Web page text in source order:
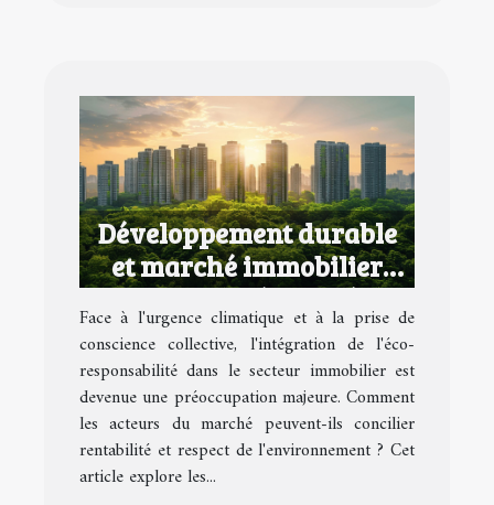
Développement durable
et marché immobilier
comment intégrer l'éco-
responsabilité dans votre
portefeuille
Face à l'urgence climatique et à la prise de
conscience collective, l'intégration de l'éco-
responsabilité dans le secteur immobilier est
devenue une préoccupation majeure. Comment
les acteurs du marché peuvent-ils concilier
rentabilité et respect de l'environnement ? Cet
article explore les...